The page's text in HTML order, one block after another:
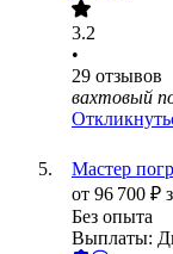
3.2
•
29 отзывов
вахтовый
Мастер
от 96 700 ₽
Без опыта
Выплаты: